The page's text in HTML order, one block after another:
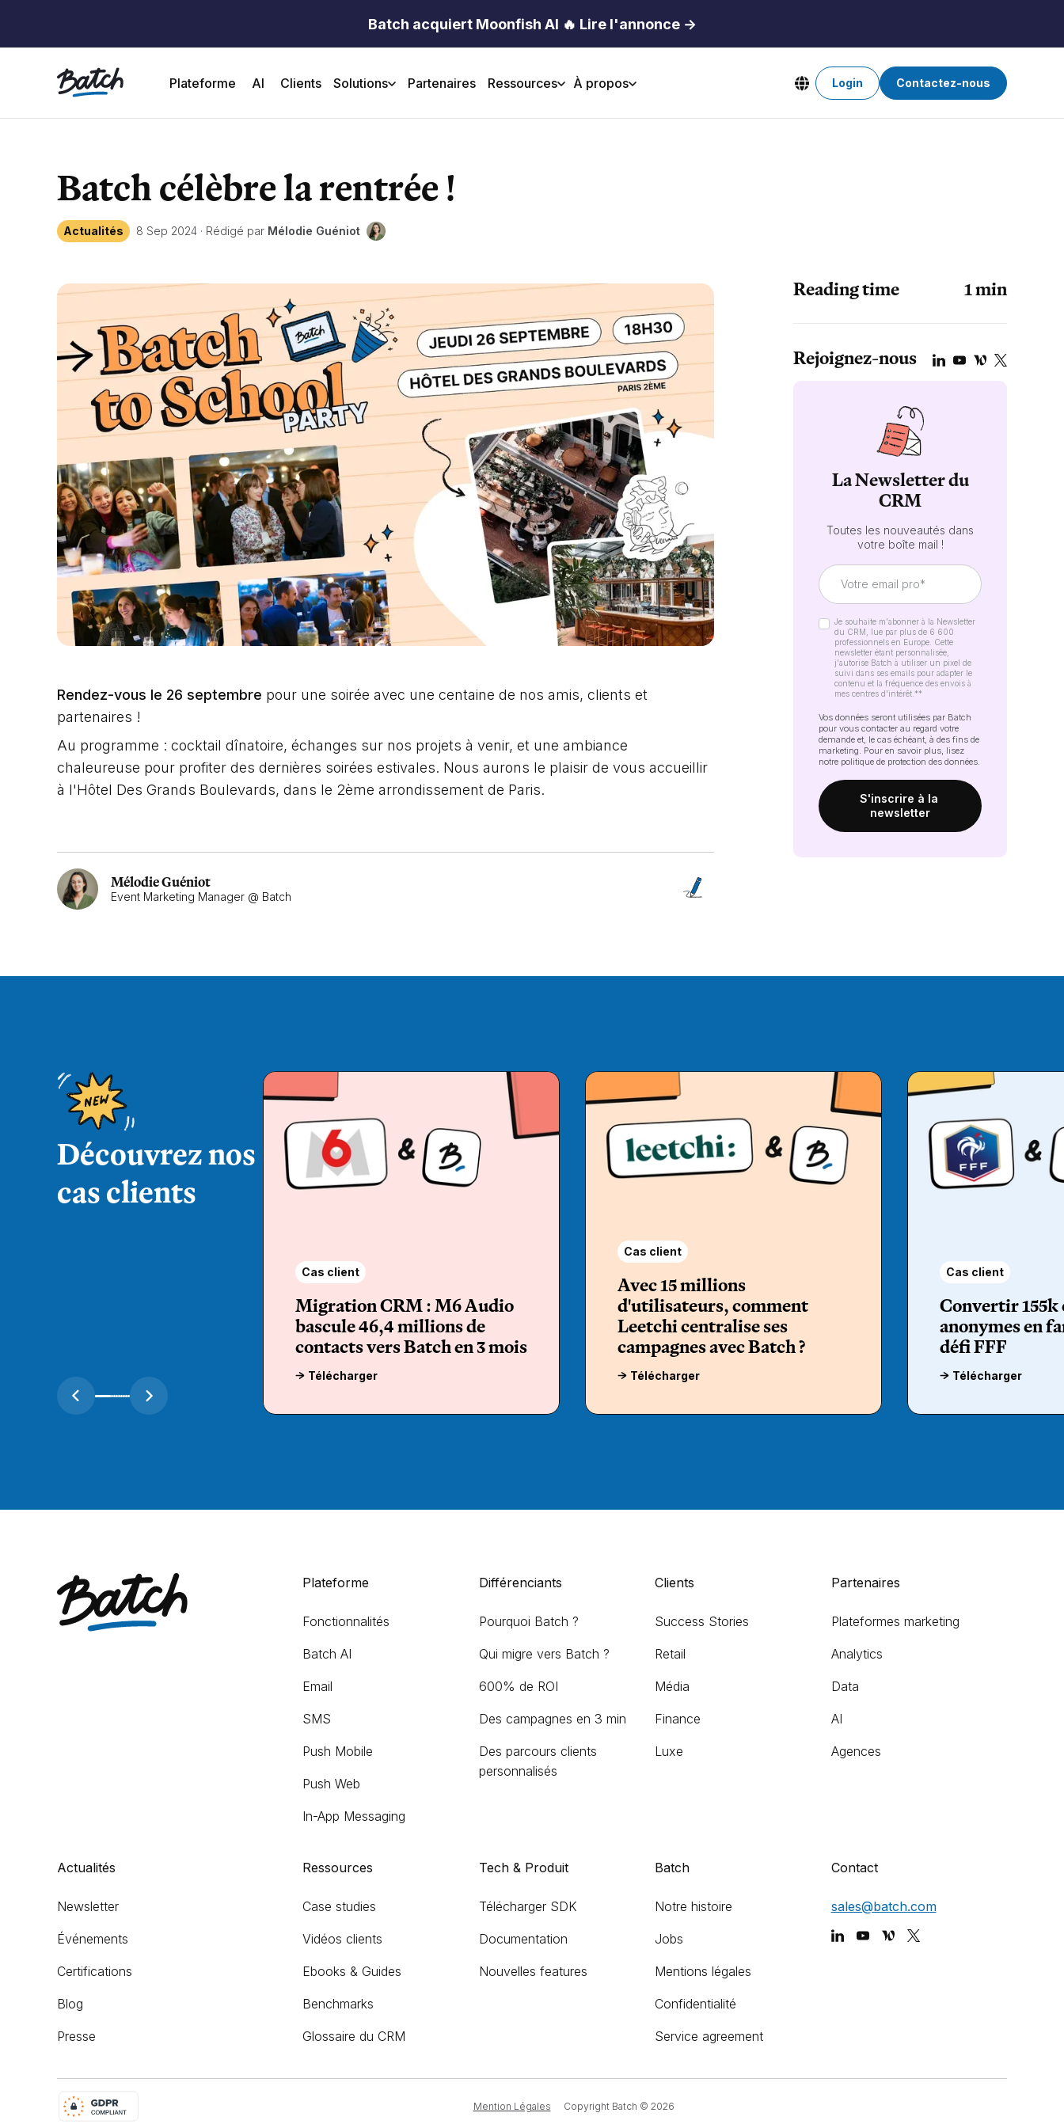
Batch acquiert Moonfish AI 🔥 Lire l'annonce →
Plateforme AI Clients Solutions Partenaires Ressources À propos Login Contactez-nous
Batch célèbre la rentrée !
Actualités 8 Sep 2024 · Rédigé par Mélodie Guéniot
Rendez-vous le 26 septembre pour une soirée avec une centaine de nos amis, clients et
partenaires !
Au programme : cocktail dînatoire, échanges sur nos projets à venir, et une ambiance
chaleureuse pour profiter des dernières soirées estivales. Nous aurons le plaisir de vous accueillir
à l'Hôtel Des Grands Boulevards, dans le 2ème arrondissement de Paris.
Mélodie Guéniot
Event Marketing Manager @ Batch
Reading time 1min
Rejoignez-nous
La Newsletter du
CRM
Toutes les nouveautés dans
votre boîte mail !
Je souhaite m'abonner à la Newsletter
du CRM, lue par plus de 6 600
professionnels en Europe. Cette
newsletter étant personnalisée,
j'autorise Batch à utiliser un pixel de
suivi dans ses emails pour adapter le
contenu et la fréquence des envois à
mes centres d'intérêt.**
Vos données seront utilisées par Batch
pour vous contacter au regard votre
demande et, le cas échéant, à des fins de
marketing. Pour en savoir plus, lisez
notre politique de protection des données.
Découvrez nos
cas clients
Cas client
Migration CRM : M6 Audio
bascule 46,4 millions de
contacts vers Batch en 3 mois
Télécharger
Cas client
Avec 15 millions
d'utilisateurs, comment
Leetchi centralise ses
campagnes avec Batch ?
Télécharger
Cas client
Convertir
anonymes en
défi FFF
Télécharger
Plateforme
Fonctionnalités
Batch AI
Email
SMS
Push Mobile
Push Web
In-App Messaging
Différenciants
Pourquoi Batch ?
Qui migre vers Batch ?
600% de ROI
Des campagnes en 3 min
Des parcours clients
personnalisés
Clients
Success Stories
Retail
Média
Finance
Luxe
Partenaires
Plateformes marketing
Analytics
Data
AI
Agences
Actualités
Newsletter
Événements
Certifications
Blog
Presse
Ressources
Case studies
Vidéos clients
Ebooks & Guides
Benchmarks
Glossaire du CRM
Tech & Produit
Télécharger SDK
Documentation
Nouvelles features
Batch
Notre histoire
Jobs
Mentions légales
Confidentialité
Service agreement
Contact
sales@batch.com
Mention Légales Copyright Batch © 2026